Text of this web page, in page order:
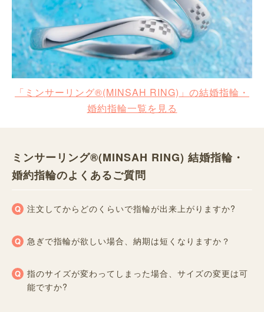
「ミンサーリング®︎(MINSAH RING)」の結婚指輪・
婚約指輪一覧を見る
ミンサーリング®︎(MINSAH RING) 結婚指輪・
婚約指輪のよくあるご質問
注文してからどのくらいで指輪が出来上がりますか?
急ぎで指輪が欲しい場合、納期は短くなりますか？
指のサイズが変わってしまった場合、サイズの変更は可
能ですか?